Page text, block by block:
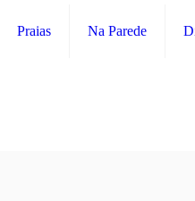
Praias Na Parede